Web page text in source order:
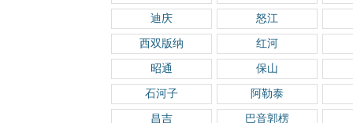
迪庆 怒江
西双版纳 红河
昭通 保山
石河子 阿勒泰
昌吉 巴音郭楞